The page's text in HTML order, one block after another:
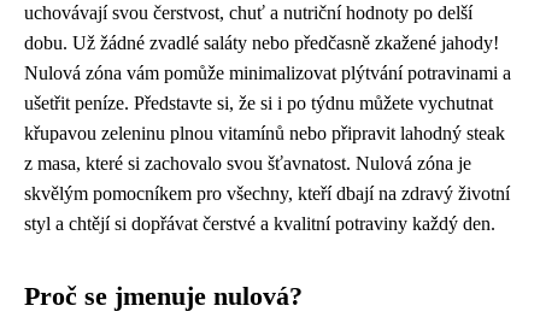
uchovávají svou čerstvost, chuť a nutriční hodnoty po delší
dobu. Už žádné zvadlé saláty nebo předčasně zkažené jahody!
Nulová zóna vám pomůže minimalizovat plýtvání potravinami a
ušetřit peníze. Představte si, že si i po týdnu můžete vychutnat
křupavou zeleninu plnou vitamínů nebo připravit lahodný steak
z masa, které si zachovalo svou šťavnatost. Nulová zóna je
skvělým pomocníkem pro všechny, kteří dbají na zdravý životní
styl a chtějí si dopřávat čerstvé a kvalitní potraviny každý den.
Proč se jmenuje nulová?